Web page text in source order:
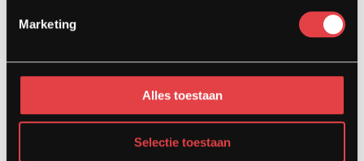
Marketing
Alles toestaan
Selectie toestaan
Onderhoud
Financieren